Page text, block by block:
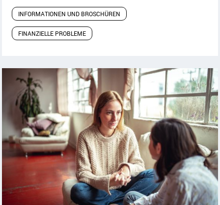
INFORMATIONEN UND BROSCHÜREN
FINANZIELLE PROBLEME